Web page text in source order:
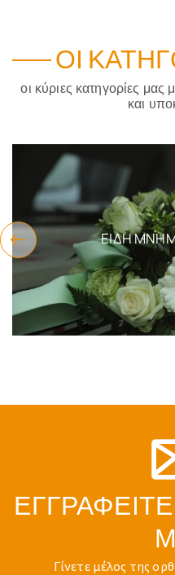
ΟΙ
οι κύριες κατηγορίες
και
ΕΊΔΗ
ΕΓΓΡΑΦΕΊΤΕ
Γίνετε μέλος της